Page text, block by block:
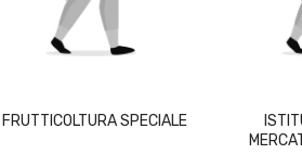
FRUTTICOLTURA SPECIALE